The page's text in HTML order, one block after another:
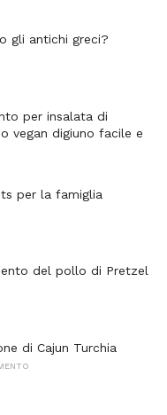
gli antichi greci?
per insalata di
vegan digiuno facile e
per la famiglia
del pollo di Pretzel
di Cajun Turchia